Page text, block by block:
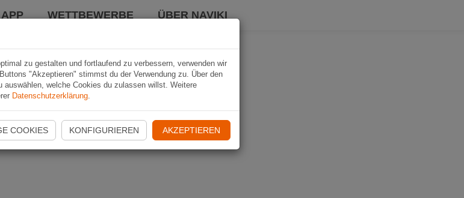
APP WETTBEWERBE ÜBER NAVIKI
zu gestalten und fortlaufend zu verbessern, verwenden wir
"Akzeptieren" stimmst du der Verwendung zu. Über den
auswählen, welche Cookies du zulassen willst. Weitere
Datenschutzerklärung.
COOKIES KONFIGURIEREN AKZEPTIEREN